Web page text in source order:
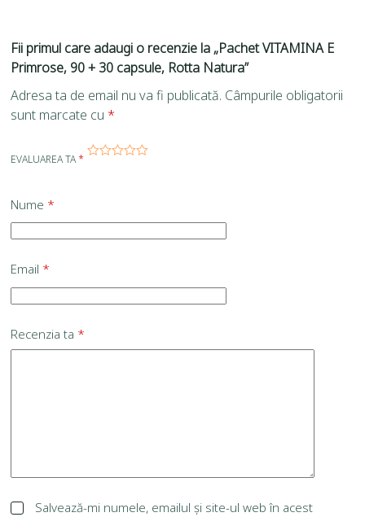
Fii primul care adaugi o recenzie la „Pachet VITAMINA E
Primrose, 90 + 30 capsule, Rotta Natura”
Adresa ta de email nu va fi publicată. Câmpurile obligatorii
sunt marcate cu *
EVALUAREA TA*
Nume *
Email *
Recenzia ta *
Salvează-mi numele, emailul și site-ul web în acest